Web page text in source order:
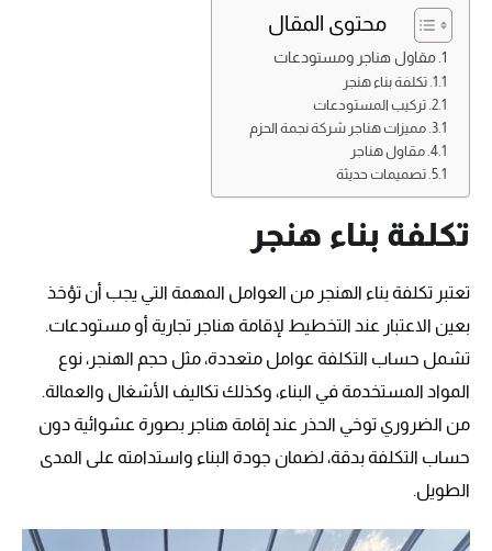
محتوى المقال
مقاول هناجر ومستودعات
تكلفة بناء هنجر
تركيب المستودعات
مميزات هناجر شركة نجمة الحزم
مقاول هناجر
تصميمات حديثة
تكلفة بناء هنجر
تعتبر تكلفة بناء الهنجر من العوامل المهمة التي يجب أن تؤخذ
بعين الاعتبار عند التخطيط لإقامة هناجر تجارية أو مستودعات.
تشمل حساب التكلفة عوامل متعددة، مثل حجم الهنجر، نوع
المواد المستخدمة في البناء، وكذلك تكاليف الأشغال والعمالة.
من الضروري توخي الحذر عند إقامة هناجر بصورة عشوائية دون
حساب التكلفة بدقة، لضمان جودة البناء واستدامته على المدى
الطويل.